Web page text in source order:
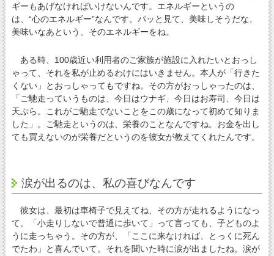
ギーもあげなければいけないんです。エネルギーというの
は、“心のエネルギー”なんです。パッと見て、美味しそうだな、
美味いなあという、そのエネルギーをね。
ある時、100歳近い利用者のご家族が施設に入れたいとおっし
ゃって、それを私が止めるわけにはいきません。本人が「行きた
くない」とおっしゃってもですね。その方がおっしゃったのは、
「ご馳走っていうものは、今日はウナギ、今日はお寿司、今日は
天ぷら。これがご馳走でないことをこの歳になって初めて知りま
した」。ご馳走というのは、栄養のことなんですね。お金を出し
ても買えないのが栄養だというのを彼女が教えてくれたんです。
涙が出るのは、私の喜びなんです
彼女は、最初は車椅子で見えてね、その方が走れるようになっ
て。「小走りしないで普通に歩いて」って言っても、子どものよ
うに走っちゃう。その方が、「ここに来なければ、とっくに死ん
でたわ」と喜んでいて。それを聞いた時に涙が出ましたね。涙が